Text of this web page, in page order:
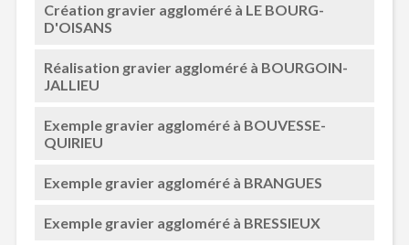
Création gravier aggloméré à LE BOURG-
D'OISANS
Réalisation gravier aggloméré à BOURGOIN-
JALLIEU
Exemple gravier aggloméré à BOUVESSE-
QUIRIEU
Exemple gravier aggloméré à BRANGUES
Exemple gravier aggloméré à BRESSIEUX